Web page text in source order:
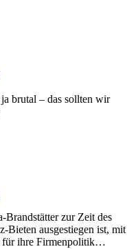
brutal – das sollten wir
Brandstätter zur Zeit des
Bieten ausgestiegen ist, mit
für ihre Firmenpolitik…